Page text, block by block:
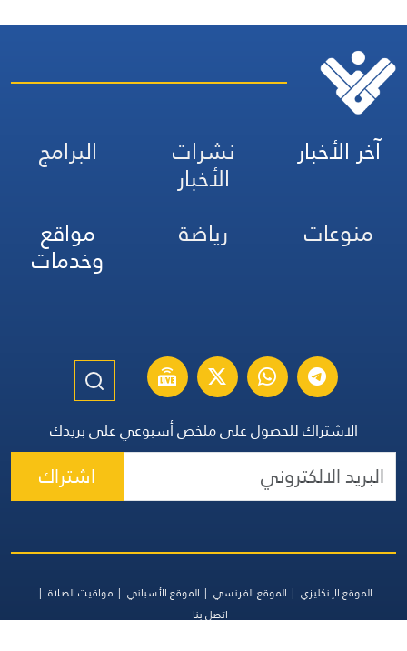
آخر الأخبار نشرات
الأخبار
البرامج
منوعات
رياضة مواقع
وخدمات
الاشتراك للحصول على ملخص أسبوعي على بريدك
اشتراك
الموقع الإنكليزي الموقع الفرنسي الموقع الأسباني
مواقيت الصلاة
اتصل بنا